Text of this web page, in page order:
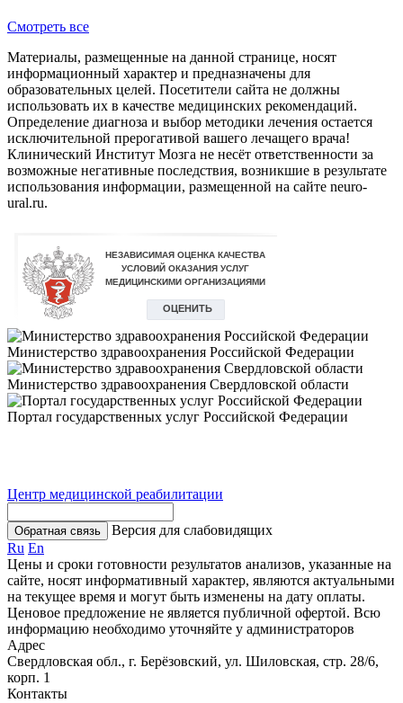
Смотреть все
Материалы, размещенные на данной странице, носят
информационный характер и предназначены для
образовательных целей. Посетители сайта не должны
использовать их в качестве медицинских рекомендаций.
Определение диагноза и выбор методики лечения остается
исключительной прерогативой вашего лечащего врача!
Клинический Институт Мозга не несёт ответственности за
возможные негативные последствия, возникшие в результате
использования информации, размещенной на сайте neuro-
ural.ru.
Министерство здравоохранения Российской Федерации
Министерство здравоохранения Свердловской области
Портал государственных услуг Российской Федерации
Центр медицинской реабилитации
Обратная связь
Версия для слабовидящих
Ru En
Цены и сроки готовности результатов анализов, указанные на
сайте, носят информативный характер, являются актуальными
на текущее время и могут быть изменены на дату оплаты.
Ценовое предложение не является публичной офертой. Всю
информацию необходимо уточняйте у администраторов
Адрес
Свердловская обл., г. Берёзовский, ул. Шиловская, стр. 28/6,
корп. 1
Контакты